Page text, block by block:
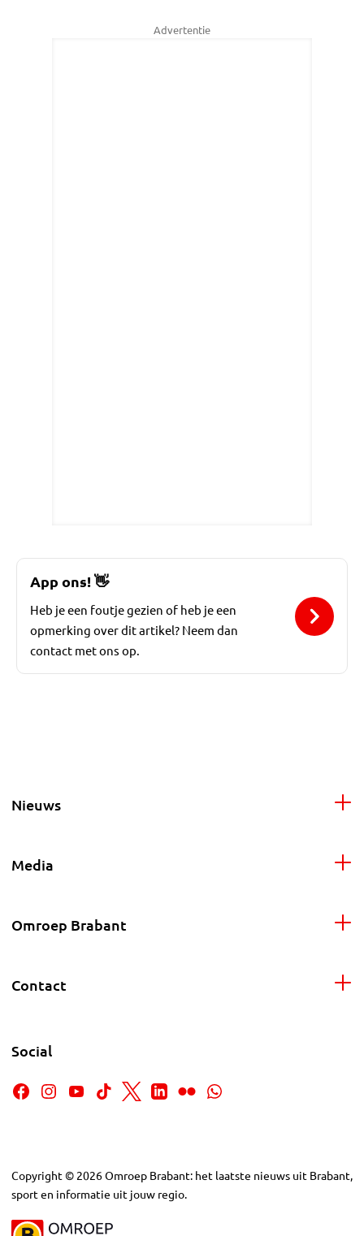
Advertentie
App ons!👋
Heb je een foutje gezien of heb je een
opmerking over dit artikel? Neem dan
contact met ons op.
Nieuws
Media
Omroep Brabant
Contact
Social
Copyright © 2026Omroep Brabant: het laatste nieuws uit Brabant,
sport en informatie uit jouw regio.